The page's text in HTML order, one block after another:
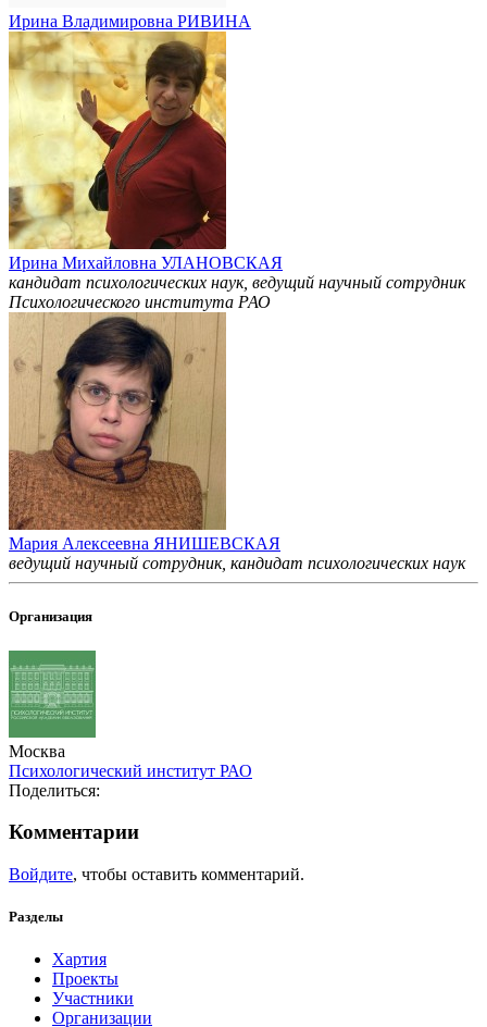
Ирина Владимировна РИВИНА
Ирина Михайловна УЛАНОВСКАЯ
кандидат психологических наук, ведущий научный сотрудник
Психологического института РАО
Мария Алексеевна ЯНИШЕВСКАЯ
ведущий научный сотрудник, кандидат психологических наук
Организация
Москва
Психологический институт РАО
Поделиться:
Комментарии
Войдите, чтобы оставить комментарий.
Разделы
Хартия
Проекты
Участники
Организации